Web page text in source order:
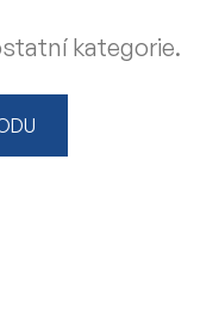
kategorie.